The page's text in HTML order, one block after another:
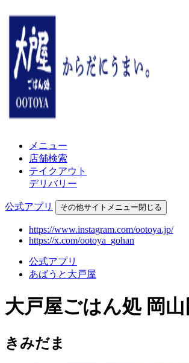
メニュー
店舗検索
テイクアウト
デリバリー
公式アプリ その他サイトメニュー閉じる
https://www.instagram.com/ootoya.jp/
https://x.com/ootoya_gohan
公式アプリ
あばうと大戸屋
大戸屋ごはん処 岡
きみだま